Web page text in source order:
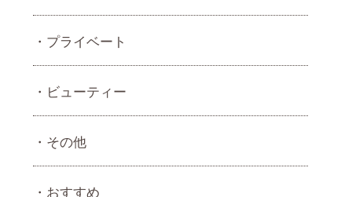
プライベート
ビューティー
その他
おすすめ